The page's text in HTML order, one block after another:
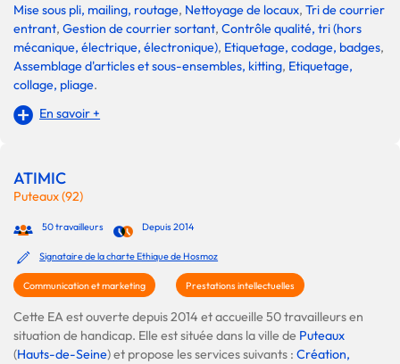
Mise sous pli, mailing, routage, Nettoyage de locaux, Tri de courrier
entrant, Gestion de courrier sortant, Contrôle qualité, tri (hors
mécanique, électrique, électronique), Etiquetage, codage, badges,
Assemblage d'articles et sous-ensembles, kitting, Etiquetage,
collage, pliage.
En savoir +
ATIMIC
Puteaux (92)
50 travailleurs Depuis 2014
Signataire de la charte Ethique de Hosmoz
Communication et marketing Prestations intellectuelles
Cette EA est ouverte depuis 2014 et accueille 50 travailleurs en
situation de handicap. Elle est située dans la ville de Puteaux
(Hauts-de-Seine) et propose les services suivants : Création,